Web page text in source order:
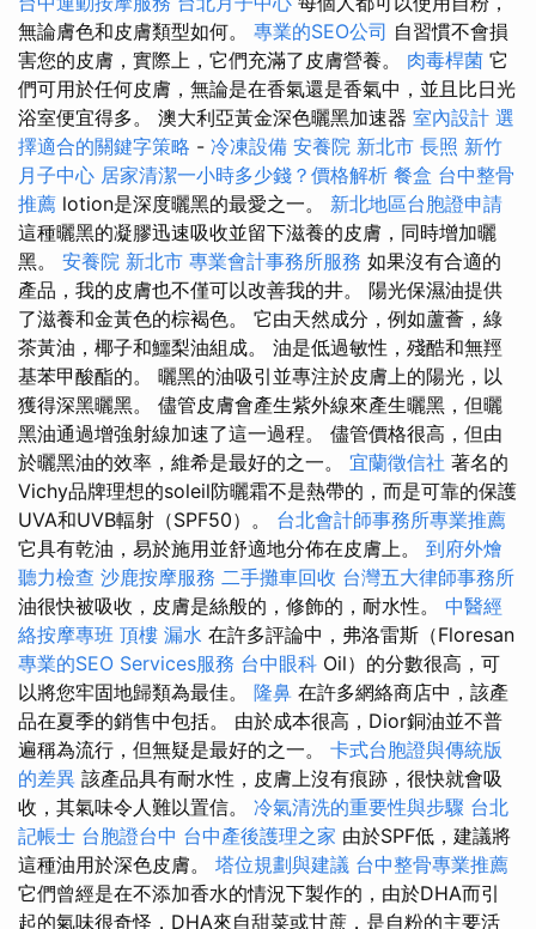
無論膚色和皮膚類型如何。 專業的SEO公司 自習慣不會損
害您的皮膚，實際上，它們充滿了皮膚營養。 肉毒桿菌 它
們可用於任何皮膚，無論是在香氣還是香氣中，並且比日光
浴室便宜得多。 澳大利亞黃金深色曬黑加速器 室內設計 選
擇適合的關鍵字策略 - 冷凍設備 安養院 新北市 長照 新竹
月子中心 居家清潔一小時多少錢？價格解析 餐盒 台中整骨
推薦 lotion是深度曬黑的最愛之一。 新北地區台胞證申請
這種曬黑的凝膠迅速吸收並留下滋養的皮膚，同時增加曬
黑。 安養院 新北市 專業會計事務所服務 如果沒有合適的
產品，我的皮膚也不僅可以改善我的井。 陽光保濕油提供
了滋養和金黃色的棕褐色。 它由天然成分，例如蘆薈，綠
茶黃油，椰子和鱷梨油組成。 油是低過敏性，殘酷和無羥
基苯甲酸酯的。 曬黑的油吸引並專注於皮膚上的陽光，以
獲得深黑曬黑。 儘管皮膚會產生紫外線來產生曬黑，但曬
黑油通過增強射線加速了這一過程。 儘管價格很高，但由
於曬黑油的效率，維希是最好的之一。 宜蘭徵信社 著名的
Vichy品牌理想的soleil防曬霜不是熱帶的，而是可靠的保護
UVA和UVB輻射（SPF50）。 台北會計師事務所專業推薦
它具有乾油，易於施用並舒適地分佈在皮膚上。 到府外燴
聽力檢查 沙鹿按摩服務 二手攤車回收 台灣五大律師事務所
油很快被吸收，皮膚是絲般的，修飾的，耐水性。 中醫經
絡按摩專班 頂樓 漏水 在許多評論中，弗洛雷斯（Floresan
專業的SEO Services服務 台中眼科 Oil）的分數很高，可
以將您牢固地歸類為最佳。 隆鼻 在許多網絡商店中，該產
品在夏季的銷售中包括。 由於成本很高，Dior銅油並不普
遍稱為流行，但無疑是最好的之一。 卡式台胞證與傳統版
的差異 該產品具有耐水性，皮膚上沒有痕跡，很快就會吸
收，其氣味令人難以置信。 冷氣清洗的重要性與步驟 台北
記帳士 台胞證台中 台中產後護理之家 由於SPF低，建議將
這種油用於深色皮膚。 塔位規劃與建議 台中整骨專業推薦
它們曾經是在不添加香水的情況下製作的，由於DHA而引
起的氣味很奇怪，DHA來自甜菜或甘蔗，是自粉的主要活